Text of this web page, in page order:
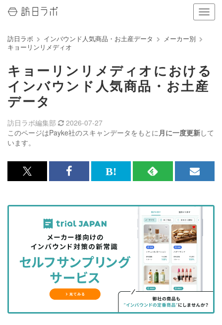
ナ
ビ
ン
の
表
り
る
訪日ラボ インバウンド人気商品・お土産データ
メーカー別
キョーリンリメディオ
キョーリンリメディオにおける
インバウンド人気商品・お土産
データ
このページはPayke社のスキャンデータをもとに月に一度更新して
います。
訪日ラボ編集部 2026-07-27
x<br>
記
を
シ
ェ
る
Facebook<br>
記
事
を
シ
ェ
ア
す
る
は
な
ッ
ク
マ
に
RSS
記
事
を
購
読
す
る
メ
マ
ガ
登
録
す
る